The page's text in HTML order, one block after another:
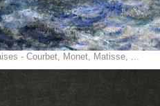
- Courbet, Monet, Matisse, ...